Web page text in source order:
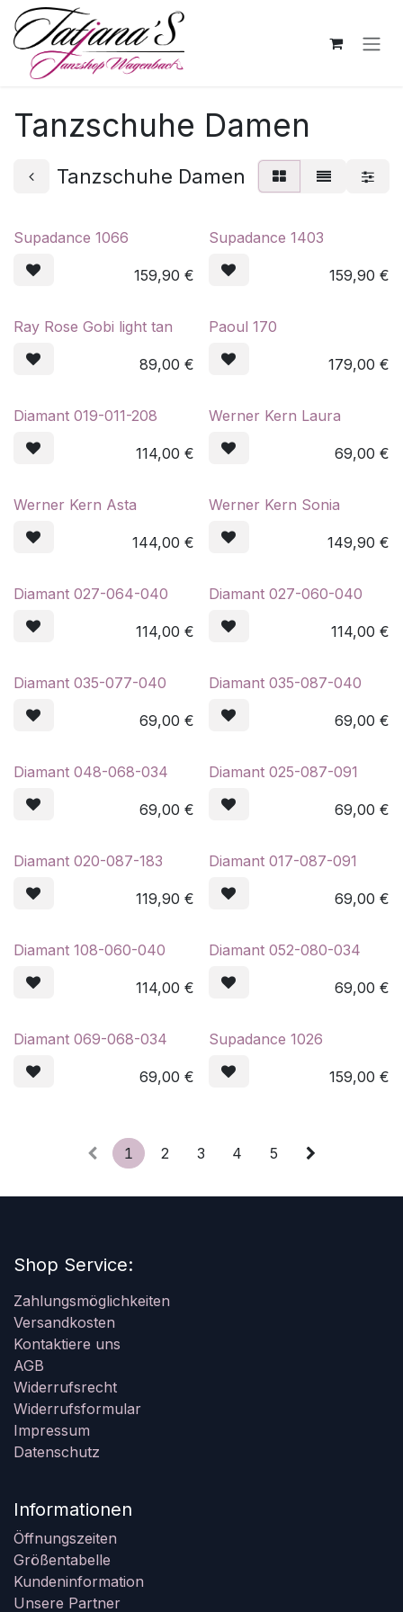
Zum Inhalt springen
Tanzschuhe Damen
Tanzschuhe Damen
Supadance 1066
159,90 €
Supadance 1403
159,90 €
Ray Rose Gobi light tan
89,00 €
Paoul 170
179,00 €
Diamant 019-011-208
114,00 €
Werner Kern Laura
69,00 €
Werner Kern Asta
144,00 €
Werner Kern Sonia
149,90 €
Diamant 027-064-040
114,00 €
Diamant 027-060-040
114,00 €
Diamant 035-077-040
69,00 €
Diamant 035-087-040
69,00 €
Diamant 048-068-034
69,00 €
Diamant 025-087-091
69,00 €
Diamant 020-087-183
119,90 €
Diamant 017-087-091
69,00 €
Diamant 108-060-040
114,00 €
Diamant 052-080-034
69,00 €
Diamant 069-068-034
69,00 €
Supadance 1026
159,00 €
1 2 3 4 5
Shop Service:
Zahlungsmöglichkeiten
Versandkosten
Kontaktiere uns
AGB
Widerrufsrecht
Widerrufsformular
Impressum
Datenschutz
Informationen
Öffnungszeiten
Größentabelle
Kundeninformation
Unsere Partner